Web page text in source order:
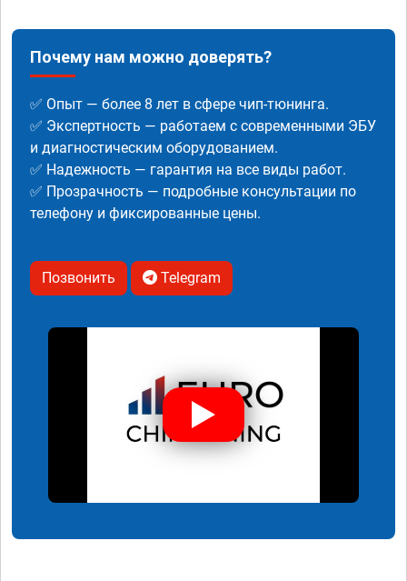
Почему нам можно доверять?
✅ Опыт — более 8 лет в сфере чип-тюнинга.
✅ Экспертность — работаем с современными ЭБУ
и диагностическим оборудованием.
✅ Надежность — гарантия на все виды работ.
✅ Прозрачность — подробные консультации по
телефону и фиксированные цены.
Позвонить Telegram